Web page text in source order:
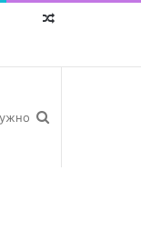
Random